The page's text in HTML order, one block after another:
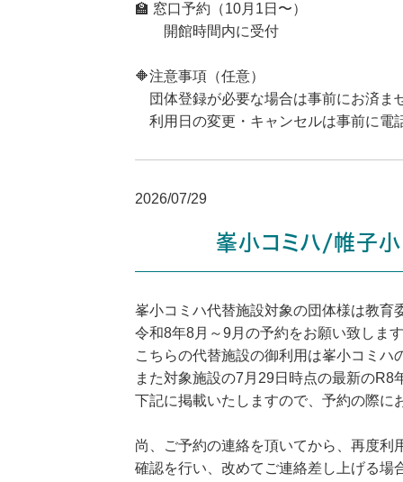
🏫 窓口予約（10月1日〜）
開館時間内に受付
🔶注意事項（任意）
団体登録が必要な場合は事前にお済ま
利用日の変更・キャンセルは事前に電
2026/07/29
峯小コミハ/帷子
峯小コミハ代替施設対象の団体様は教育
令和8年8月～9月の予約をお願い致しま
こちらの代替施設の御利用は峯小コミ
また対象施設の7月29日時点の最新のR8
下記に掲載いたしますので、予約の際に
尚、ご予約の連絡を頂いてから、再度利
確認を行い、改めてご連絡差し上げる場